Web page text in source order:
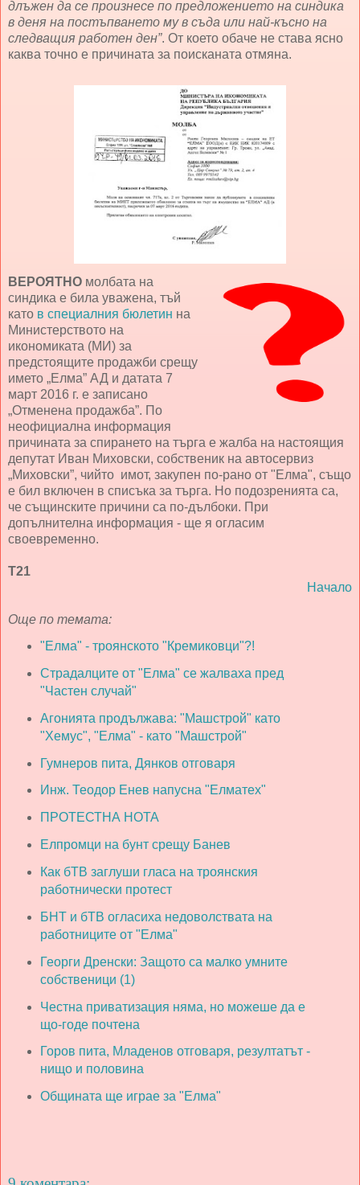
длъжен да се произнесе по предложението на синдика
в деня на постъпването му в съда или най-късно на
следващия работен ден”. От което обаче не става ясно
каква точно е причината за поисканата отмяна.
ВЕРОЯТНО молбата на
синдика е била уважена, тъй
като в специалния бюлетин на
Министерството на
икономиката (МИ) за
предстоящите продажби срещу
името „Елма” АД и датата 7
март 2016 г. е записано
„Отменена продажба”. По
неофициална информация
причината за спирането на търга е жалба на настоящия
депутат Иван Миховски, собственик на автосервиз
„Миховски”, чийто имот, закупен по-рано от "Елма", също
е бил включен в списъка за търга. Но подозренията са,
че същинските причини са по-дълбоки. При
допълнителна информация - ще я огласим
своевременно.
Т21
Начало
Още по темата:
"Елма" - троянското "Кремиковци"?!
Страдалците от "Елма" се жалваха пред
"Частен случай"
Агонията продължава: "Машстрой" като
"Хемус", "Елма" - като "Машстрой"
Гумнеров пита, Дянков отговаря
Инж. Теодор Енев напусна "Елматех"
ПРОТЕСТНА НОТА
Елпромци на бунт срещу Банев
Как бТВ заглуши гласа на троянския
работнически протест
БНТ и бТВ огласиха недоволствата на
работниците от "Елма"
Георги Дренски: Защото са малко умните
собственици (1)
Честна приватизация няма, но можеше да е
що-годе почтена
Горов пита, Младенов отговаря, резултатът -
нищо и половина
Общината ще играе за "Елма"